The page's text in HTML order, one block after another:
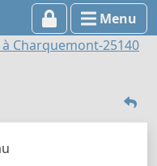
Menu
Charquemont-25140